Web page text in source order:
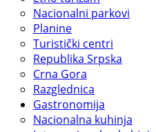
Nacionalni parkovi
Planine
Turistički centri
Republika Srpska
Crna Gora
Razglednica
Gastronomija
Nacionalna kuhinja